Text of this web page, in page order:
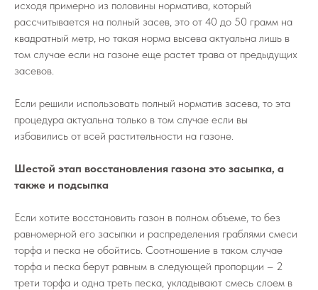
исходя примерно из половины норматива, который
рассчитывается на полный засев, это от 40 до 50 грамм на
квадратный метр, но такая норма высева актуальна лишь в
том случае если на газоне еще растет трава от предыдущих
засевов.
Если решили использовать полный норматив засева, то эта
процедура актуальна только в том случае если вы
избавились от всей растительности на газоне.
Шестой этап восстановления газона это засыпка, а
также и подсыпка
Если хотите восстановить газон в полном объеме, то без
равномерной его засыпки и распределения граблями смеси
торфа и песка не обойтись. Соотношение в таком случае
торфа и песка берут равным в следующей пропорции – 2
трети торфа и одна треть песка, укладывают смесь слоем в